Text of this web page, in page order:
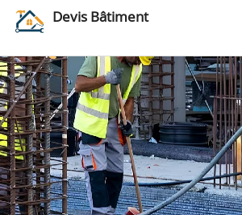
Devis Bâtiment